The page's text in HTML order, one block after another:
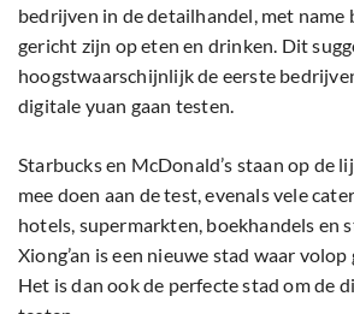
bedrijven in de detailhandel, met name
gericht zijn op eten en drinken. Dit
hoogstwaarschijnlijk de eerste
digitale yuan gaan testen.
Starbucks en McDonald’s staan op de
mee doen aan de test, evenals vele
hotels, supermarkten, boekhandels en
Xiong’an is een nieuwe stad waar
Het is dan ook de perfecte stad om de